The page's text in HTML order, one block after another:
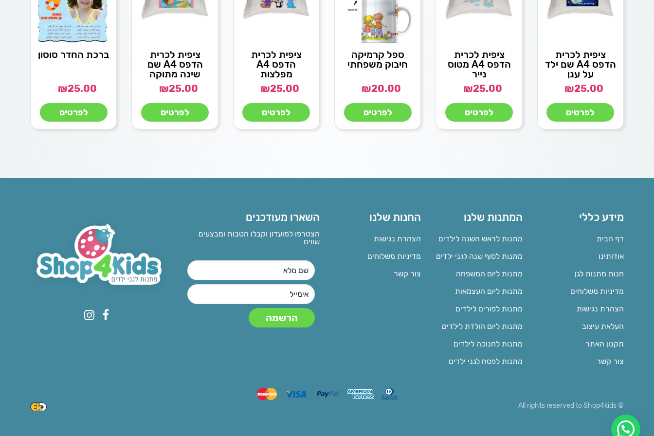
ציפית לכרית
הדפס A4 שם ילד
על ענן
₪25.00
לפרטים
ציפית לכרית
הדפס A4 מטוס
נייר
₪25.00
לפרטים
ספל קרמיקה
חיבוק משפחתי
₪20.00
לפרטים
ציפית לכרית
הדפס A4
מפלצות
₪25.00
לפרטים
ציפית לכרית
הדפס A4 שם
שינה מתוקה
₪25.00
לפרטים
ברכת החדר סוסון
₪25.00
לפרטים
מידע כללי
דף הבית
אודותינו
חנות מתנות לגן
מדיניות משלוחים
הצהרת נגישות
העלאת עיצוב
תקנון האתר
צור קשר
המתנות שלנו
מתנות לראש השנה לילדים
מתנות לסוף שנה לגני ילדים
מתנות ליום המשפחה
מתנות ליום העצמאות
מתנות לפורים לילדים
מתנות ליום הולדת לילדים
מתנות לחנוכה לילדים
מתנות לפסח לגני ילדים
החנות שלנו
הצהרת נגישות
מדיניות משלוחים
צור קשר
השארו מעודכנים
הצטרפו למועדון וקבלו הטבות ומבצעים
שווים
© All rights reserved to Shop4kids